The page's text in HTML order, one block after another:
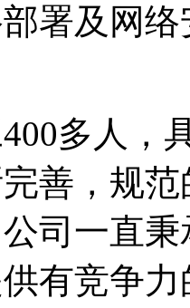
署及网
多人，
善，规
司一直
有竞争